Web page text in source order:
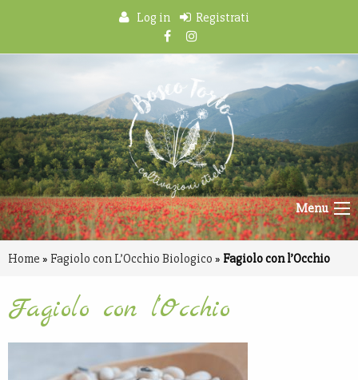
Log in Registrati
Menu
Home » Fagiolo con L’Occhio Biologico » Fagiolo con l’Occhio
Fagiolo con l’Occhio